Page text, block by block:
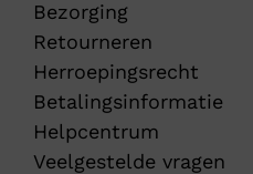
Bezorging
Retourneren
Herroepingsrecht
Betalingsinformatie
Helpcentrum
Veelgestelde vragen